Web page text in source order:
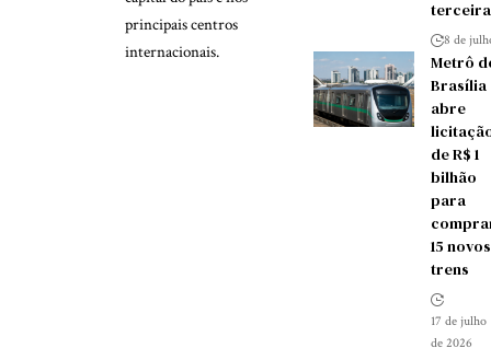
principais centros
internacionais.
8 de
Metrô
Brasília
abre
de R$ 1
bilhão
para
15 novos
trens
17 de julho
de 2026